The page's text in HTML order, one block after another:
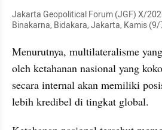
Jakarta Geopolitical Forum (JGF) X/
Binakarna, Bidakara, Jakarta, Kamis
Menurutnya, multilateralisme
oleh ketahanan nasional yang
secara internal akan memiliki
lebih kredibel di tingkat global.